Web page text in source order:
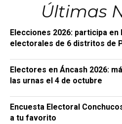
Últimas
Elecciones 2026: participa en
electorales de 6 distritos de
Electores en Áncash 2026:
las urnas el 4 de octubre
Encuesta Electoral
a tu favorito